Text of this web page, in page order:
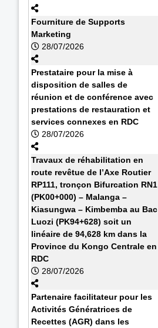
Fourniture de Supports
Marketing
28/07/2026
Prestataire pour la mise à
disposition de salles de
réunion et de conférence avec
prestations de restauration et
services connexes en RDC
28/07/2026
Travaux de réhabilitation en
route revêtue de l’Axe Routier
RP111, tronçon Bifurcation RN1
(PK00+000) – Malanga –
Kiasungwa – Kimbemba au Bac
Luozi (PK94+628) soit un
linéaire de 94,628 km dans la
Province du Kongo Centrale en
RDC
28/07/2026
Partenaire facilitateur pour les
Activités Génératrices de
Recettes (AGR) dans les